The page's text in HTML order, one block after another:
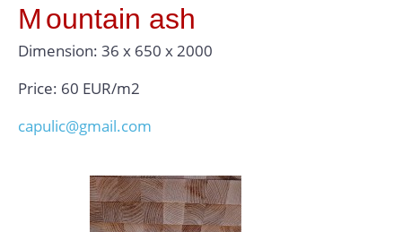
M ountain ash
Dimension: 36 x 650 x 2000
Price: 60 EUR/m2
capulic@gmail.com